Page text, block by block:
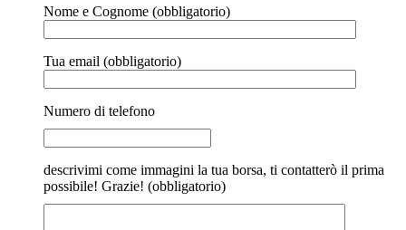
Nome e Cognome (obbligatorio)
Tua email (obbligatorio)
Numero di telefono
descrivimi come immagini la tua borsa, ti contatterò il prima
possibile! Grazie! (obbligatorio)